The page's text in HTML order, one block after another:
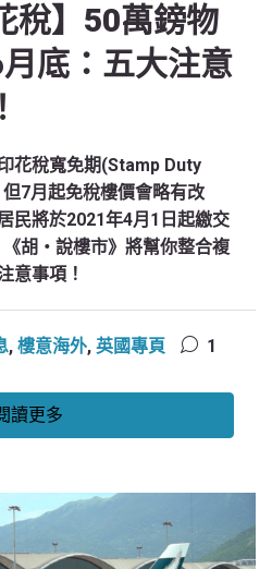
稅】50萬鎊物
底：五大注意
花稅寬免期(Stamp Duty
7月起免稅樓價會略有改
民將於2021年4月1日起繳交
胡‧說樓市》將幫你整合複
意事項！
, 樓意海外, 英國專頁 1
讀更多